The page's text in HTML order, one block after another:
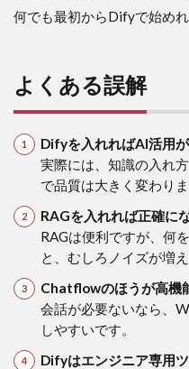
何でも最初からDifyで始め
よくある誤解
Difyを入れればAI活用
実際には、知識の入れ
で品質は大きく変わりま
RAGを入れれば正確に
RAGは便利ですが、何
と、むしろノイズが増え
Chatflowのほうが高機
会話が必要ないなら、
しやすいです。
Difyはエンジニア専用